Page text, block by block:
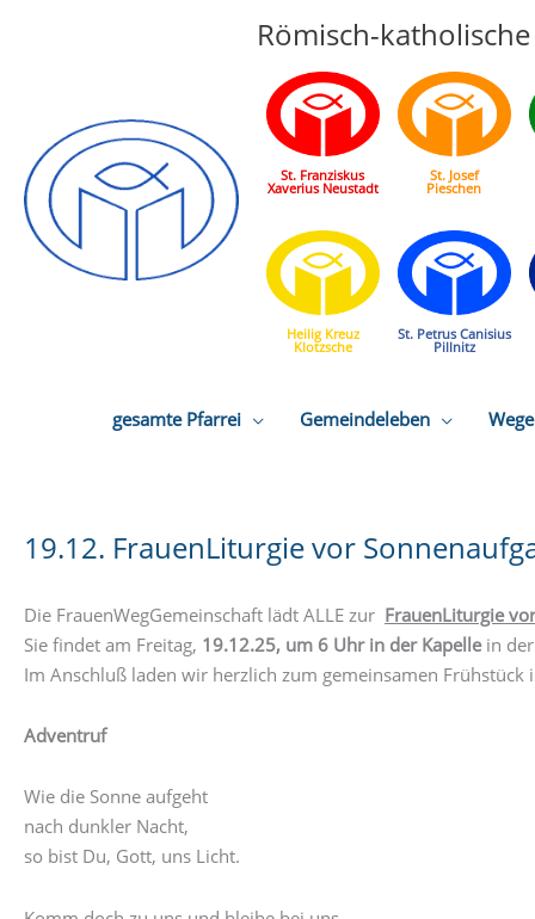
Römisch-
St. Franziskus
Xaverius Neustadt
St. Josef
Pieschen
Heilig Kreuz
Klotzsche
St. Petrus Canisius
Pillnitz
gesamte Pfarrei Gemeindeleben
19.12. FrauenLiturgie vor
Die FrauenWegGemeinschaft lädt ALLE zur FrauenLiturgie
Sie findet am Freitag, 19.12.25, um 6 Uhr in der Kapellein der
Im Anschluß laden wir herzlich zum gemeinsamen Frühstück
Adventruf
Wie die Sonne aufgeht
nach dunkler Nacht,
so bist Du, Gott, uns Licht.